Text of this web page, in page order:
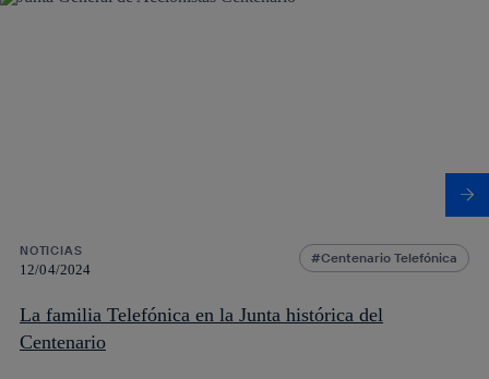
NOTICIAS
12/04/2024
Centenario Telefónica
La familia Telefónica en la Junta histórica del
Centenario